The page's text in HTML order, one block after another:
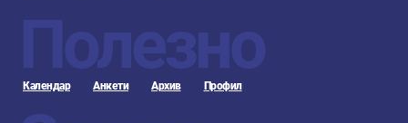
Полезно
Календар Анкети Архив Профил